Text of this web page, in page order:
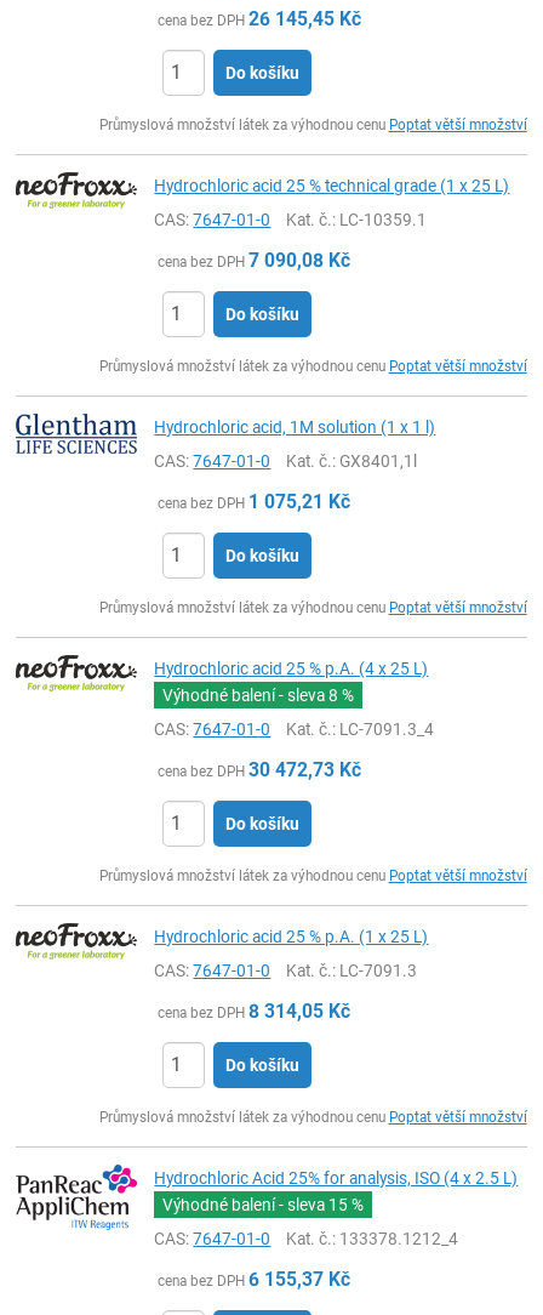
cena bez DPH 26 145,45 Kč
Do košíku
Průmyslová množství látek za výhodnou cenu Poptat větší množství
Hydrochloric acid 25 % technical grade (1 x 25 L)
CAS:7647-01-0 Kat. č.: LC-10359.1
cena bez DPH 7 090,08 Kč
Do košíku
Průmyslová množství látek za výhodnou cenu Poptat větší množství
Hydrochloric acid, 1M solution (1 x 1 l)
CAS:7647-01-0 Kat. č.: GX8401,1l
cena bez DPH 1 075,21 Kč
Do košíku
Průmyslová množství látek za výhodnou cenu Poptat větší množství
Hydrochloric acid 25 % p.A. (4 x 25 L)
Výhodné balení - sleva8 %
CAS:7647-01-0 Kat. č.: LC-7091.3_4
cena bez DPH 30 472,73 Kč
Do košíku
Průmyslová množství látek za výhodnou cenu Poptat větší množství
Hydrochloric acid 25 % p.A. (1 x 25 L)
CAS:7647-01-0 Kat. č.: LC-7091.3
cena bez DPH 8 314,05 Kč
Do košíku
Průmyslová množství látek za výhodnou cenu Poptat větší množství
Hydrochloric Acid 25% for analysis, ISO (4 x 2.5 L)
Výhodné balení - sleva 15 %
CAS:7647-01-0 Kat. č.: 133378.1212_4
cena bez DPH 6 155,37 Kč